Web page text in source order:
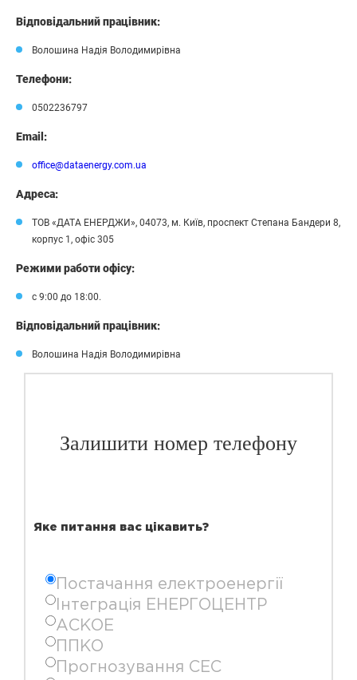
Відповідальний працівник:
Волошина Надія Володимирівна
Телефони:
0502236797
Email:
office@dataenergy.com.ua
Адреса:
ТОВ «ДАТА ЕНЕРДЖИ», 04073, м. Київ, проспект Степана Бандери 8,
корпус 1, офіс 305
Режими работи офісу:
с 9:00 до 18:00.
Відповідальний працівник:
Волошина Надія Володимирівна
Залишити номер телефону
Яке питання вас цікавить?
Постачання електроенергії
Інтеграція ЕНЕРГОЦЕНТР
АСКОЕ
ППКО
Прогнозування СЕС